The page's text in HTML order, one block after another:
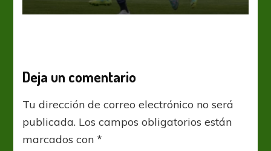
Deja un comentario
Tu dirección de correo electrónico no será
publicada. Los campos obligatorios están
marcados con*